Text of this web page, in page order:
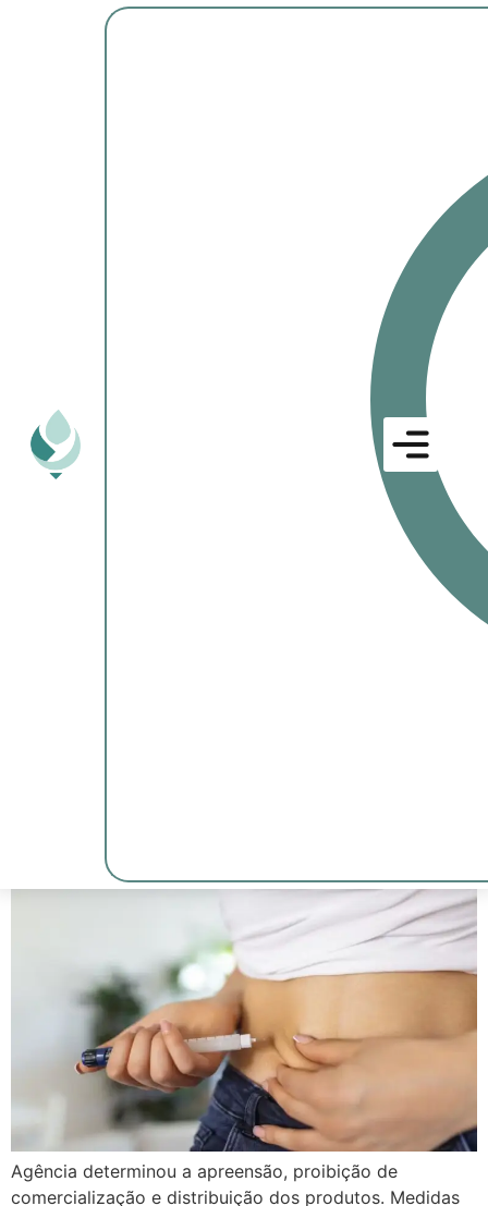
Agência determinou a apreensão, proibição de
comercialização e distribuição dos produtos. Medidas